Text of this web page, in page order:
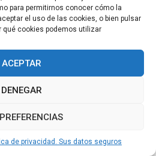
para permitirnos conocer cómo la
el uso de las cookies, o bien pulsar
qué cookies podemos utilizar
ACEPTAR
DENEGAR
de privacidad. Sus datos seguros